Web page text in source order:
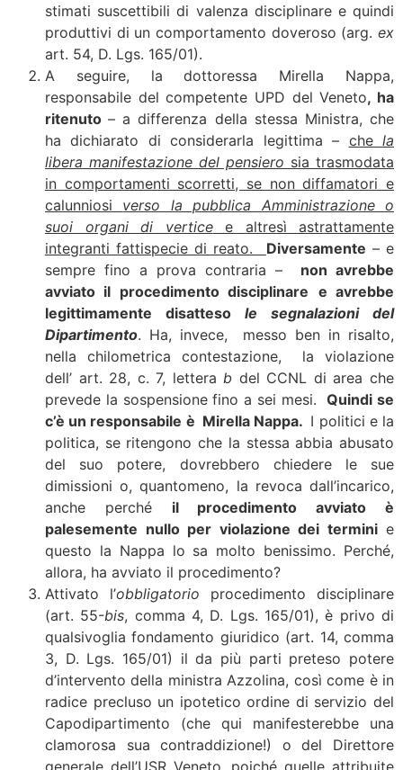
stimati suscettibili di valenza disciplinare e quindi
produttivi di un comportamento doveroso (arg. ex
art. 54, D. Lgs. 165/01).
A seguire, la dottoressa Mirella Nappa,
responsabile del competente UPD del Veneto, ha
ritenuto– a differenza della stessa Ministra, che
ha dichiarato di considerarla legittima – chela
libera manifestazione del pensiero sia trasmodata
in comportamenti scorretti, se non diffamatori e
calunniosi verso la pubblica Amministrazione o
suoi organi di verticee altresì astrattamente
integranti fattispecie di reato. Diversamente – e
sempre fino a prova contraria – non avrebbe
avviato il procedimento disciplinare e avrebbe
legittimamente disatteso le segnalazioni del
Dipartimento. Ha, invece, messo ben in risalto,
nella chilometrica contestazione, la violazione
dell’ art. 28, c. 7, lettera b del CCNL di area che
prevede la sospensione fino a sei mesi.Quindi se
c’è un responsabile è Mirella Nappa. I politici e la
politica, se ritengono che la stessa abbia abusato
del suo potere, dovrebbero chiedere le sue
dimissioni o, quantomeno, la revoca dall’incarico,
anche perché il procedimento avviato è
palesemente nullo per violazione dei terminie
questo la Nappa lo sa molto benissimo. Perché,
allora, ha avviato il procedimento?
Attivato l’obbligatorio procedimento disciplinare
(art. 55-bis, comma 4, D. Lgs. 165/01), è privo di
qualsivoglia fondamento giuridico (art. 14, comma
3, D. Lgs. 165/01) il da più parti preteso potere
d’intervento della ministra Azzolina, così come è in
radice precluso un ipotetico ordine di servizio del
Capodipartimento (che qui manifesterebbe una
clamorosa sua contraddizione!) o del Direttore
generale dell’USR Veneto, poiché quelle attribuite